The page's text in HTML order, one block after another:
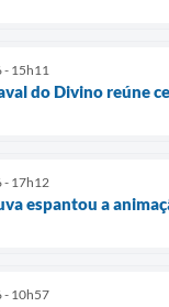
- 15h11
do Divino reúne
- 17h12
espantou a
- 10h57